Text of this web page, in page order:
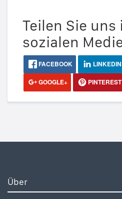
Teilen Sie uns
sozialen
FACEBOOK LINKEDIN
GOOGLE+
PINTEREST
Über